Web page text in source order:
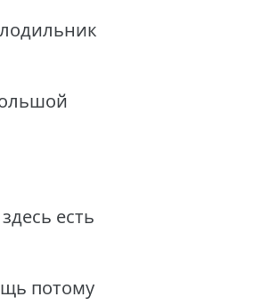
есть
потому